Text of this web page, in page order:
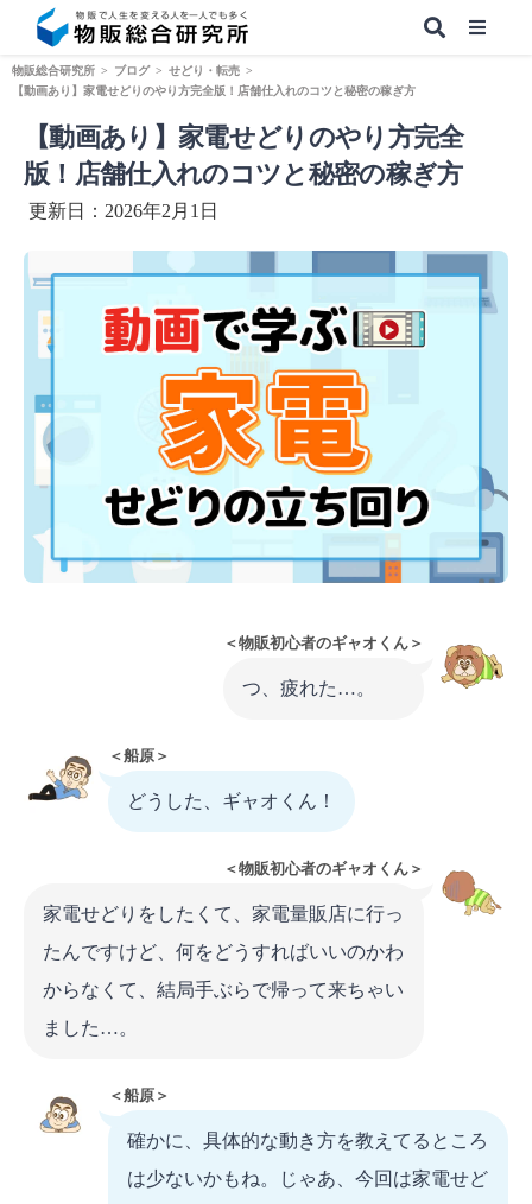
【無料】副業&本業 物販ノウハウ
物販総合研究所 > ブログ > せどり・転売 >
【動画あり】家電せどりのやり方完全版！店舗仕入れのコツと秘密の稼ぎ方
【動画あり】家電せどりのやり方完全
版！店舗仕入れのコツと秘密の稼ぎ方
更新日：2026年2月1日
＜物販初心者のギャオくん＞
つ、疲れた…。
＜船原＞
どうした、ギャオくん！
＜物販初心者のギャオくん＞
家電せどりをしたくて、家電量販店に行っ
たんですけど、何をどうすればいいのかわ
からなくて、結局手ぶらで帰って来ちゃい
ました…。
＜船原＞
確かに、具体的な動き方を教えてるところ
は少ないかもね。じゃあ、今回は家電せど